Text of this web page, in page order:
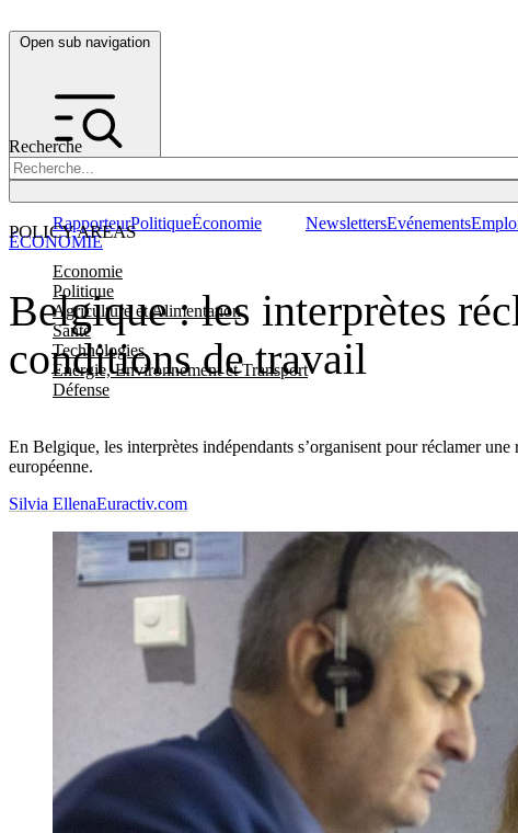
Open sub navigation
Recherche
POLICY AREAS
Economie
Politique
Agriculture et Alimentation
Santé
Technologies
Energie, Environnement et Transport
Défense
RapporteurPolitiqueÉconomie NewslettersEvénements
Belgique : les interprètes
conditions de travail
En Belgique, les interprètes indépendants s’organisent pour réclamer
européenne.
ÉCONOMIE
Silvia EllenaEuractiv.com